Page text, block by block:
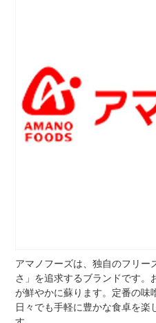
アマノフーズは、独自のフリー
さ」を追求するブランドです。
が鮮やかに蘇ります。定番の味
日々でも手軽に豊かな食卓を